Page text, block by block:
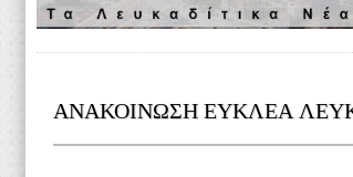
ΑΝΑΚΟΙΝΩΣΗ ΕΥΚΛΕΑ